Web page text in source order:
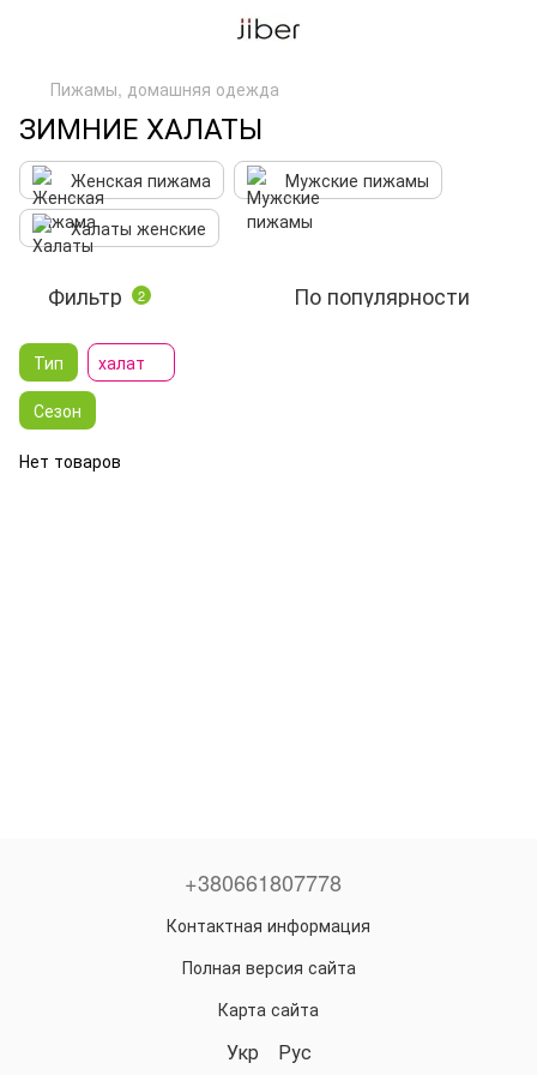
Пижамы, домашняя одежда
ЗИМНИЕ ХАЛАТЫ
Женская пижама
Мужские пижамы
Халаты женские
Фильтр 2 По популярности
Тип
халат
Сезон
Нет товаров
+380661807778
Контактная информация
Полная версия сайта
Карта сайта
Укр Рус